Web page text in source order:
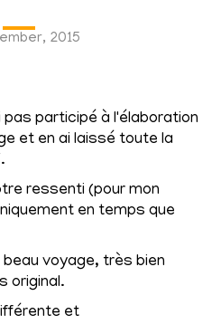
2015
pas participé à l'élaboration
et en ai laissé toute la
ressenti (pour mon
en temps que
voyage, très bien
original.
et